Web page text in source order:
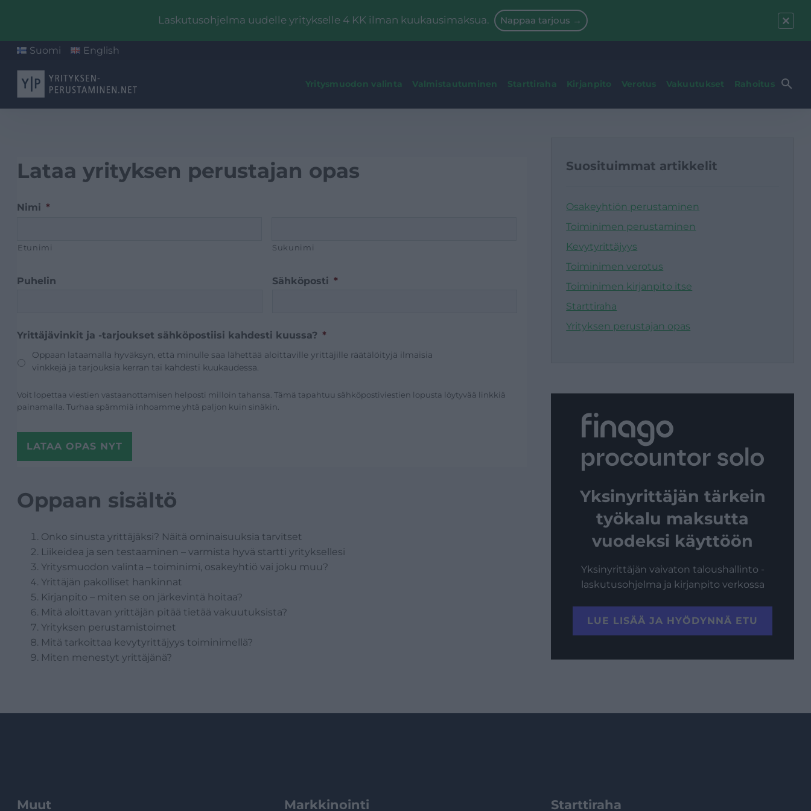
Laskutusohjelma uudelle yritykselle 4 KK ilman kuukausimaksua. Nappaa tarjous →
Suomi English
Yritysmuodon valinta Valmistautuminen Starttiraha Kirjanpito Verotus Vakuutukset Rahoitus
Lataa yrityksen perustajan opas
Nimi *
Etunimi Sukunimi
Puhelin Sähköposti *
Yrittäjävinkit ja -tarjoukset sähköpostiisi kahdesti kuussa? *
Oppaan lataamalla hyväksyn, että minulle saa lähettää aloittaville yrittäjille räätälöityjä ilmaisia
vinkkejä ja tarjouksia kerran tai kahdesti kuukaudessa.
Voit lopettaa viestien vastaanottamisen helposti milloin tahansa. Tämä tapahtuu sähköpostiviestien lopusta löytyvää linkkiä
painamalla. Turhaa spämmiä inhoamme yhtä paljon kuin sinäkin.
Oppaan sisältö
Onko sinusta yrittäjäksi? Näitä ominaisuuksia tarvitset
Liikeidea ja sen testaaminen – varmista hyvä startti yrityksellesi
Yritysmuodon valinta – toiminimi, osakeyhtiö vai joku muu?
Yrittäjän pakolliset hankinnat
Kirjanpito – miten se on järkevintä hoitaa?
Mitä aloittavan yrittäjän pitää tietää vakuutuksista?
Yrityksen perustamistoimet
Mitä tarkoittaa kevytyrittäjyys toiminimellä?
Miten menestyt yrittäjänä?
Suosituimmat artikkelit
Osakeyhtiön perustaminen
Toiminimen perustaminen
Kevytyrittäjyys
Toiminimen verotus
Toiminimen kirjanpito itse
Starttiraha
Yrityksen perustajan opas
Yksinyrittäjän tärkein
työkalu maksutta
vuodeksi käyttöön
Yksinyrittäjän vaivaton taloushallinto -
laskutusohjelma ja kirjanpito verkossa
LUE LISÄÄ JA HYÖDYNNÄ ETU
Muut Markkinointi Starttiraha